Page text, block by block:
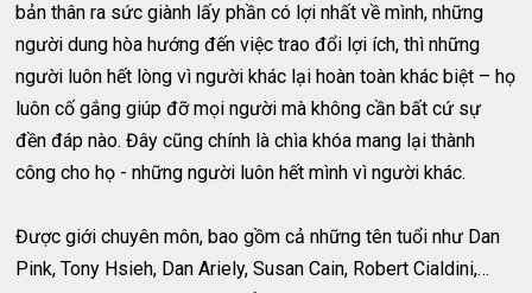
bản thân ra sức giành lấy phần có lợi nhất về mình, những
người dung hòa hướng đến việc trao đổi lợi ích, thì những
người luôn hết lòng vì người khác lại hoàn toàn khác biệt – họ
luôn cố gắng giúp đỡ mọi người mà không cần bất cứ sự
đền đáp nào. Đây cũng chính là chìa khóa mang lại thành
công cho họ - những người luôn hết mình vì người khác.
Được giới chuyên môn, bao gồm cả những tên tuổi như Dan
Pink, Tony Hsieh, Dan Ariely, Susan Cain, Robert Cialdini,…